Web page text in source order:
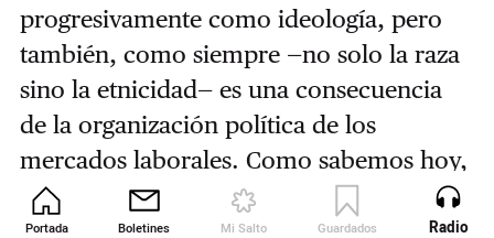
Portada Boletines Mi Salto Guardados Revista
progresivamente como ideología, pero
también, como siempre —no solo la raza
sino la etnicidad— es una consecuencia
de la organización política de los
mercados laborales. Como sabemos hoy,
los inmigrantes se mantienen en una
parte del mercado laboral, el mercadoRadio